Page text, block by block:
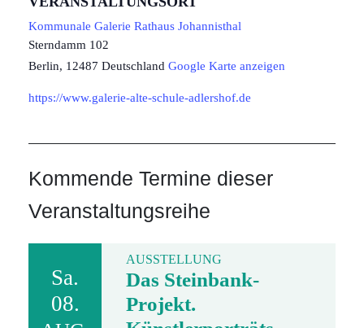
Kommunale Galerie Rathaus Johannisthal
Sterndamm 102
Berlin, 12487 Deutschland Google Karte anzeigen
https://www.galerie-alte-schule-adlershof.de
Kommende Termine dieser
Veranstaltungsreihe
Sa.
08.
AUSSTELLUNG
Das Steinbank-
Projekt.